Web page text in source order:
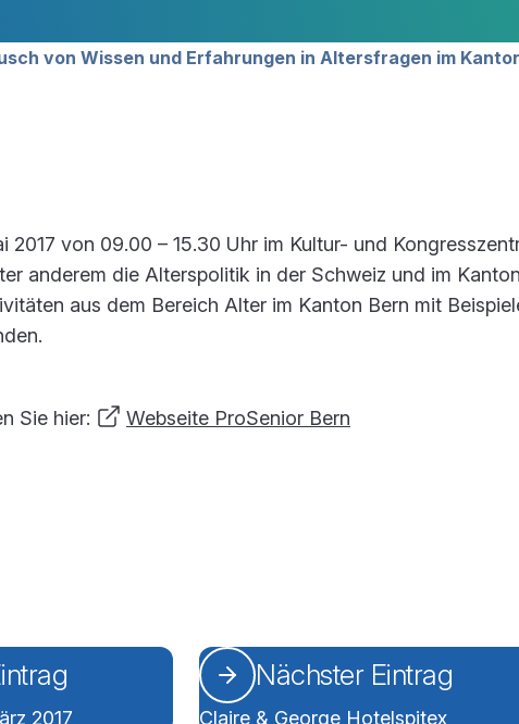
von Wissen und Erfahrungen in Altersfragen im
2017 von 09.00 – 15.30 Uhr im Kultur- und
anderem die Alterspolitik in der Schweiz und im
aus dem Bereich Alter im Kanton Bern mit
Sie hier: Webseite ProSenior Bern
2017
Nächster Eintrag
Claire & George Hotelspitex